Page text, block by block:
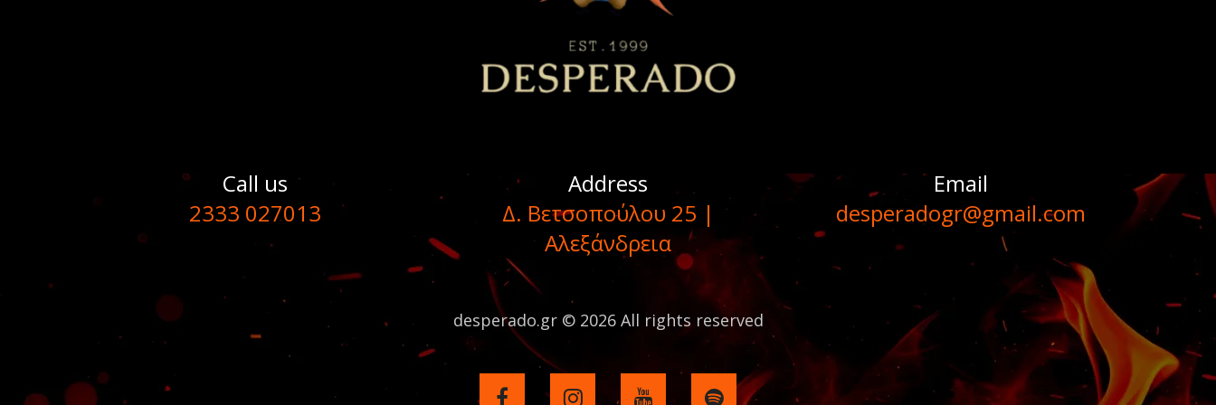
Call us
2333 027013
Address
Δ. Βετσοπούλου 25 |
Αλεξάνδρεια
Email
desperadogr@gmail.com
desperado.gr © 2026 All rights reserved